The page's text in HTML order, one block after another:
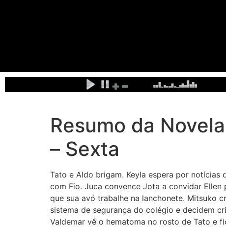
Resumo da
– Sexta
Tato e Aldo brigam. Keyla espera por notícias
com Fio. Juca convence Jota a convidar Ellen
que sua avó trabalhe na lanchonete. Mitsuko
sistema de segurança do colégio e decidem
Valdemar vê o hematoma no rosto de Tato e